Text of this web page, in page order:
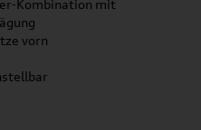
Kombination mit
vorn